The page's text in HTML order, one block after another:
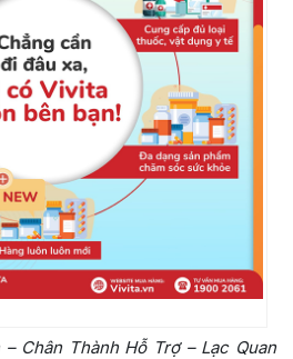
Chân Thành Hỗ Trợ – Lạc Quan